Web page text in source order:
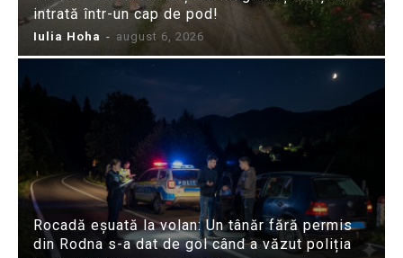
intrată într-un cap de pod!
Iulia Hoha - august 6, 2026
Rocadă eșuată la volan: Un tânăr fără permis
din Rodna s-a dat de gol când a văzut poliția